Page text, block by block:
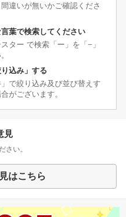
違いが無いかご確認くださ
葉で検索してください
ー で検索「ー」を「−」
込み」する
で絞り込み及び並び替えす
がございます。
見
さい。
はこちら